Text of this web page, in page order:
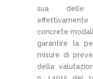
sua delle
concrete
garantire la
misure di
della